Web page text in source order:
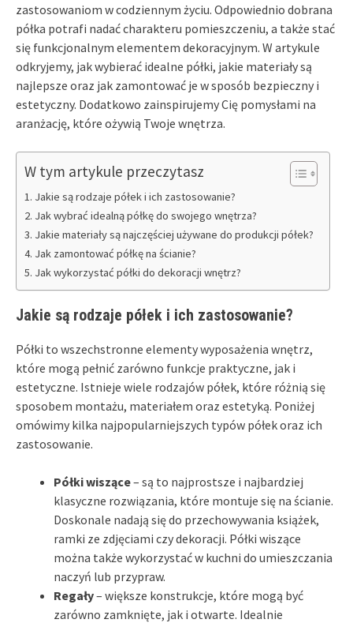
zastosowaniom w codziennym życiu. Odpowiednio dobrana
półka potrafi nadać charakteru pomieszczeniu, a także stać
się funkcjonalnym elementem dekoracyjnym. W artykule
odkryjemy, jak wybierać idealne półki, jakie materiały są
najlepsze oraz jak zamontować je w sposób bezpieczny i
estetyczny. Dodatkowo zainspirujemy Cię pomysłami na
aranżację, które ożywią Twoje wnętrza.
W tym artykule przeczytasz
Jakie są rodzaje półek i ich zastosowanie?
Jak wybrać idealną półkę do swojego wnętrza?
Jakie materiały są najczęściej używane do produkcji półek?
Jak zamontować półkę na ścianie?
Jak wykorzystać półki do dekoracji wnętrz?
Jakie są rodzaje półek i ich zastosowanie?
Półki to wszechstronne elementy wyposażenia wnętrz,
które mogą pełnić zarówno funkcje praktyczne, jak i
estetyczne. Istnieje wiele rodzajów półek, które różnią się
sposobem montażu, materiałem oraz estetyką. Poniżej
omówimy kilka najpopularniejszych typów półek oraz ich
zastosowanie.
Półki wiszące– są to najprostsze i najbardziej
klasyczne rozwiązania, które montuje się na ścianie.
Doskonale nadają się do przechowywania książek,
ramki ze zdjęciami czy dekoracji. Półki wiszące
można także wykorzystać w kuchni do umieszczania
naczyń lub przypraw.
Regały– większe konstrukcje, które mogą być
zarówno zamknięte, jak i otwarte. Idealnie